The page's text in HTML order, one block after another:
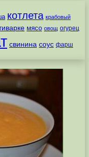
котлета крабовый
мясо овощ огурец
свинина соус фарш